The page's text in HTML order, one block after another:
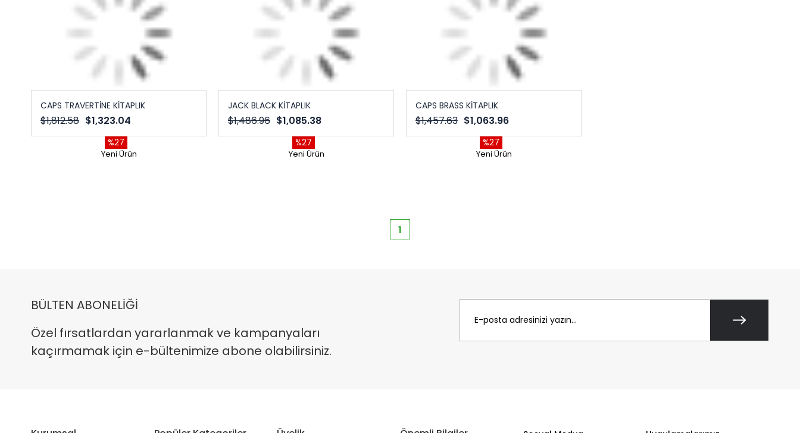
CAPS TRAVERTİNE KİTAPLIK
$1,323.04
$1,812.58
%27
Yeni Ürün
JACK BLACK KİTAPLIK
$1,085.38
$1,486.96
%27
Yeni Ürün
CAPS BRASS KİTAPLIK
$1,063.96
$1,457.63
%27
Yeni Ürün
1
BÜLTEN ABONELİĞİ
Özel fırsatlardan yararlanmak ve kampanyaları
kaçırmamak için e-bültenimize abone olabilirsiniz.